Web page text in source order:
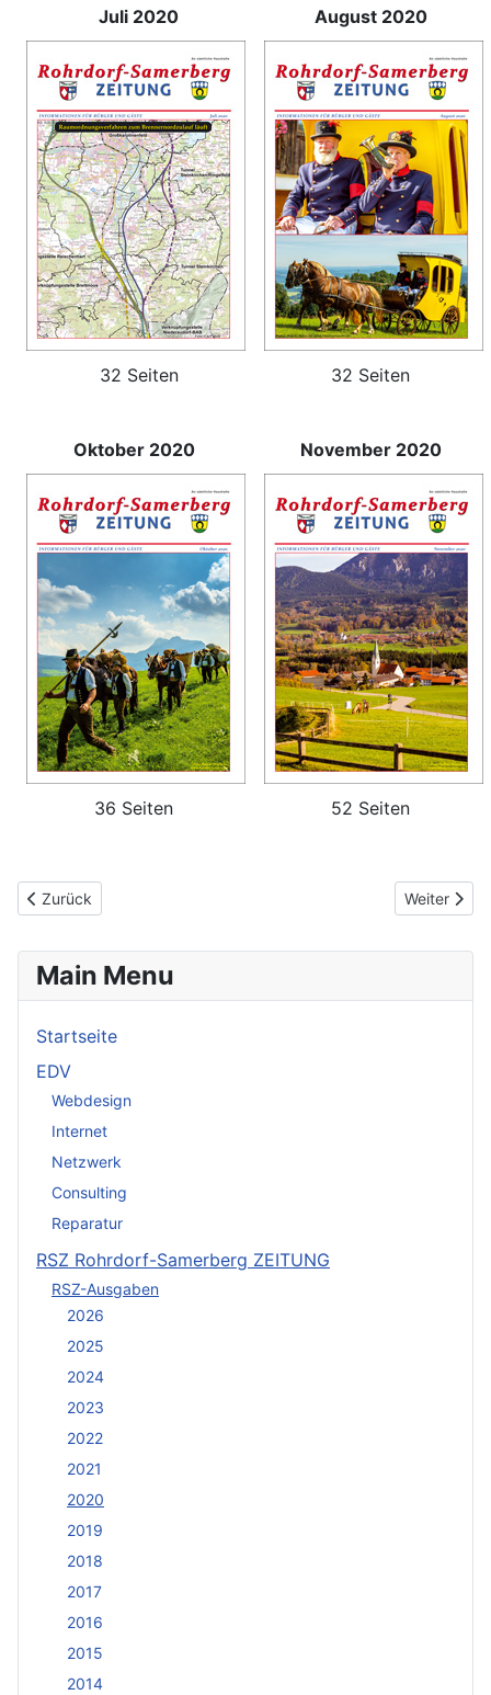
Juli 2020 August 2020
32 Seiten 32 Seiten
Oktober 2020 November 2020
36 Seiten 52 Seiten
Vorheriger Beitrag: 2019
Zurück Nächster
Weiter
Main Menu
Startseite
EDV
Webdesign
Internet
Netzwerk
Consulting
Reparatur
RSZ Rohrdorf-Samerberg ZEITUNG
RSZ-Ausgaben
2026
2025
2024
2023
2022
2021
2020
2019
2018
2017
2016
2015
2014